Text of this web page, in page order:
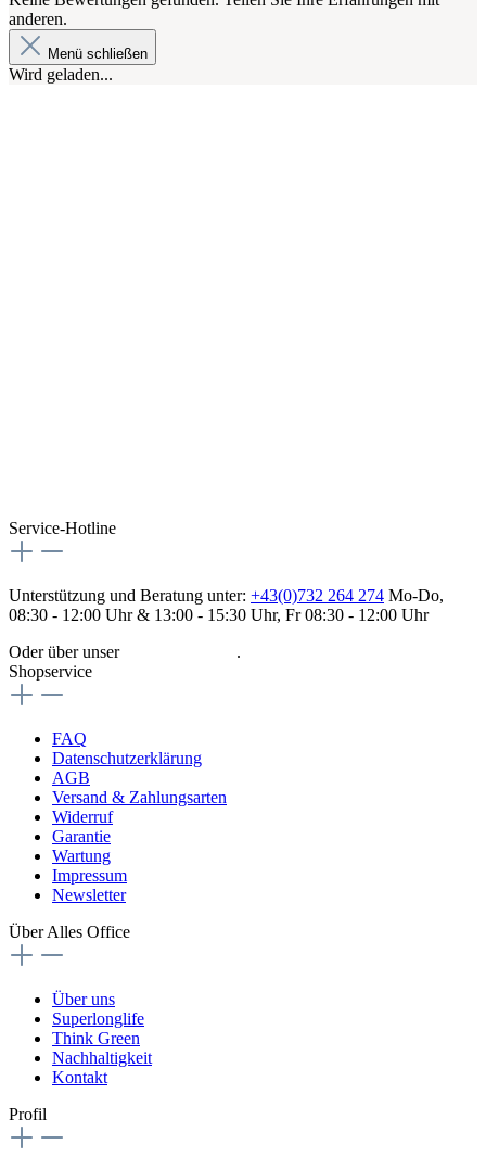
anderen.
Menü schließen
Wird geladen...
Service-Hotline
Unterstützung und Beratung unter: +43(0)732 264 274 Mo-Do,
08:30 - 12:00 Uhr & 13:00 - 15:30 Uhr, Fr 08:30 - 12:00 Uhr
Oder über unser
.
Shopservice
FAQ
Datenschutzerklärung
AGB
Versand & Zahlungsarten
Widerruf
Garantie
Wartung
Impressum
Newsletter
Über Alles Office
Über uns
Superlonglife
Think Green
Nachhaltigkeit
Kontakt
Profil